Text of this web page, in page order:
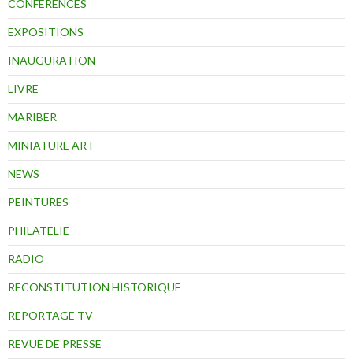
CONFÉRENCES
EXPOSITIONS
INAUGURATION
LIVRE
MARIBER
MINIATURE ART
NEWS
PEINTURES
PHILATELIE
RADIO
RECONSTITUTION HISTORIQUE
REPORTAGE TV
REVUE DE PRESSE